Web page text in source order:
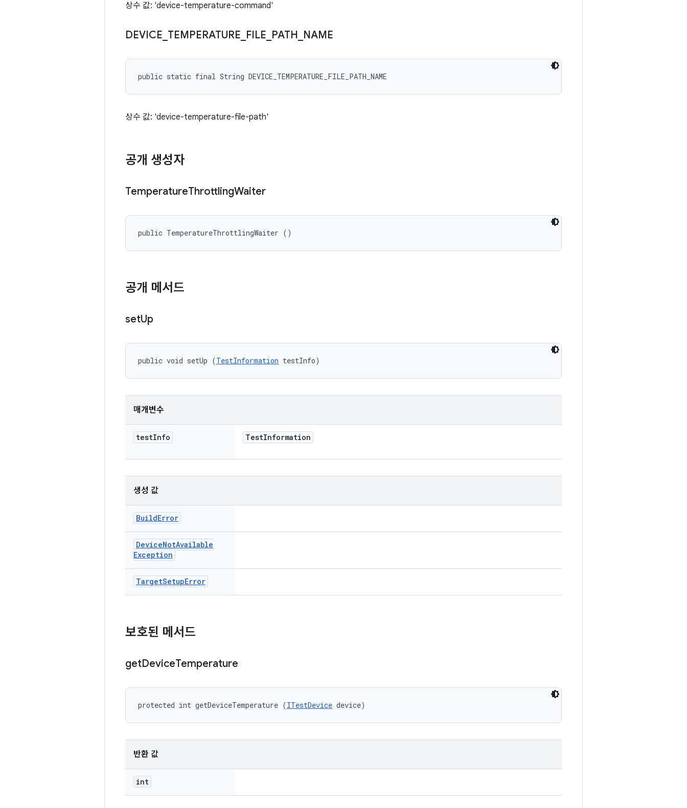
상수 값: 'device-temperature-command'
DEVICE TEMPERATURE FILE PATH NAME
public static final String DEVICE_TEMPERATURE_FILE_PATH_NAME
상수 값: 'device-temperature-file-path'
공개 생성자
TemperatureThrottlingWaiter
public TemperatureThrottlingWaiter ()
공개 메서드
setUp
public void setUp (TestInformation testInfo)
매개변수
testInfo TestInformation
생성 값
BuildError
DeviceNotAvailable
Exception
TargetSetupError
보호된 메서드
getDeviceTemperature
protected int getDeviceTemperature (ITestDevice device)
반환 값
int